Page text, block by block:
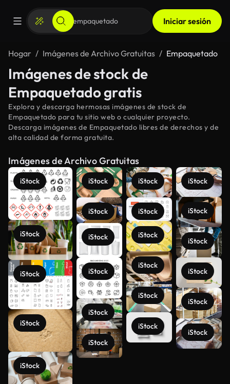
Iniciar sesión
Hogar Imágenes de Archivo Gratuitas Empaquetado
Imágenes de stock de
Empaquetado gratis
Explora y descarga hermosas imágenes de stock de
Empaquetado para tu sitio web o cualquier proyecto.
Descarga imágenes de Empaquetado libres de derechos y de
alta calidad de forma gratuita.
Imágenes de Archivo Gratuitas
iStock
iStock
iStock
iStock
iStock
iStock
iStock
iStock
iStock
iStock
iStock
iStock
iStock
iStock
iStock
iStock
iStock
iStock
iStock
iStock
iStock
iStock
iStock